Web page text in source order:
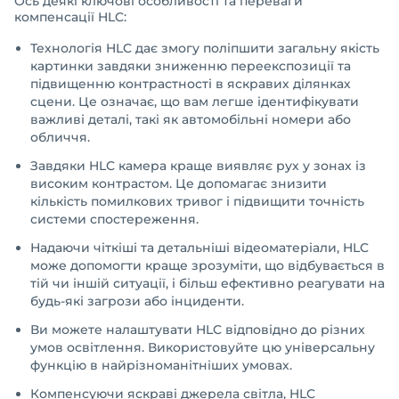
компенсації HLC:
Технологія HLC дає змогу поліпшити загальну якість
картинки завдяки зниженню переекспозиції та
підвищенню контрастності в яскравих ділянках
сцени. Це означає, що вам легше ідентифікувати
важливі деталі, такі як автомобільні номери або
обличчя.
Завдяки HLC камера краще виявляє рух у зонах із
високим контрастом. Це допомагає знизити
кількість помилкових тривог і підвищити точність
системи спостереження.
Надаючи чіткіші та детальніші відеоматеріали, HLC
може допомогти краще зрозуміти, що відбувається в
тій чи іншій ситуації, і більш ефективно реагувати на
будь-які загрози або інциденти.
Ви можете налаштувати HLC відповідно до різних
умов освітлення. Використовуйте цю універсальну
функцію в найрізноманітніших умовах.
Компенсуючи яскраві джерела світла, HLC